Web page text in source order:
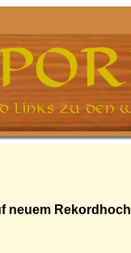
neuem Rekordhoch